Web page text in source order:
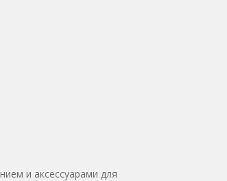
и аксессуарами для